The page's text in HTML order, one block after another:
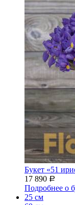
Букет «51
17 890 Р
Подробнее о
25 см